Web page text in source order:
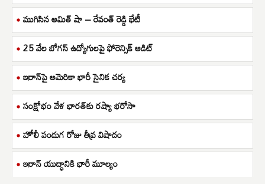
ముగిసిన అమిత్ షా – రేవంత్ రెడ్డి భేటీ
25 వేల బోగస్ ఉద్యోగులపై ఫోరెన్సిక్ ఆడిట్
ఇరాన్‌పై అమెరికా భారీ సైనిక చర్య
సంక్షోభం వేళ భారత్‌కు రష్యా భరోసా
హోలీ పండుగ రోజు తీవ్ర విషాదం
ఇరాన్ యుద్ధానికి భారీ మూల్యం